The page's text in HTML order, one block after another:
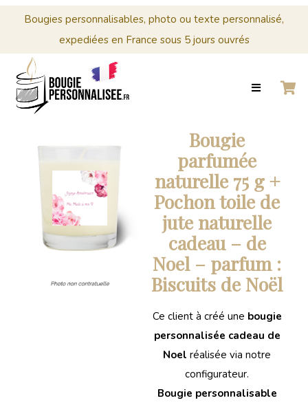
Bougies personnalisables, photo ou texte personnalisé,
expediées en France sous 5 jours ouvrés
Menu
ACCUEIL
CRÉER
VOTRE
CÉRÉMONIES
Cérémonies
BOUGIES
MARIAGE
PERSONNALISÉES
PROFESSIONNELS
CONTACT
0 Panier
Panier
Bougie
parfumée
naturelle 75 g +
Pochon toile de
jute naturelle
cadeau – de
Noel – parfum :
Biscuits de Noël
Ce client à créé une bougie
personnalisée cadeau de
Noel réalisée via notre
configurateur.
Bougie personnalisable